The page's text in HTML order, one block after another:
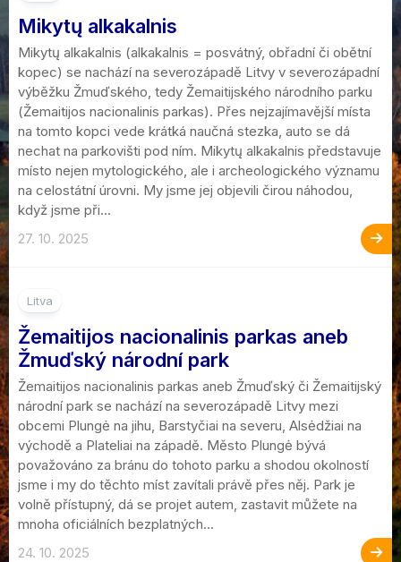
Mikytų alkakalnis
Mikytų alkakalnis (alkakalnis = posvátný, obřadní či obětní
kopec) se nachází na severozápadě Litvy v severozápadní
výběžku Žmuďského, tedy Žemaitijského národního parku
(Žemaitijos nacionalinis parkas). Přes nejzajímavější místa
na tomto kopci vede krátká naučná stezka, auto se dá
nechat na parkovišti pod ním. Mikytų alkakalnis představuje
místo nejen mytologického, ale i archeologického významu
na celostátní úrovni. My jsme jej objevili čirou náhodou,
když jsme při...
27. 10. 2025
Litva
Žemaitijos nacionalinis parkas aneb
Žmuďský národní park
Žemaitijos nacionalinis parkas aneb Žmuďský či Žemaitijský
národní park se nachází na severozápadě Litvy mezi
obcemi Plungė na jihu, Barstyčiai na severu, Alsėdžiai na
východě a Plateliai na západě. Město Plungė bývá
považováno za bránu do tohoto parku a shodou okolností
jsme i my do těchto míst zavítali právě přes něj. Park je
volně přístupný, dá se projet autem, zastavit můžete na
mnoha oficiálních bezplatných...
24. 10. 2025